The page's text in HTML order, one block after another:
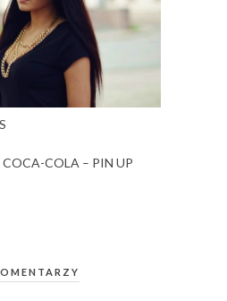
COLA – PIN UP